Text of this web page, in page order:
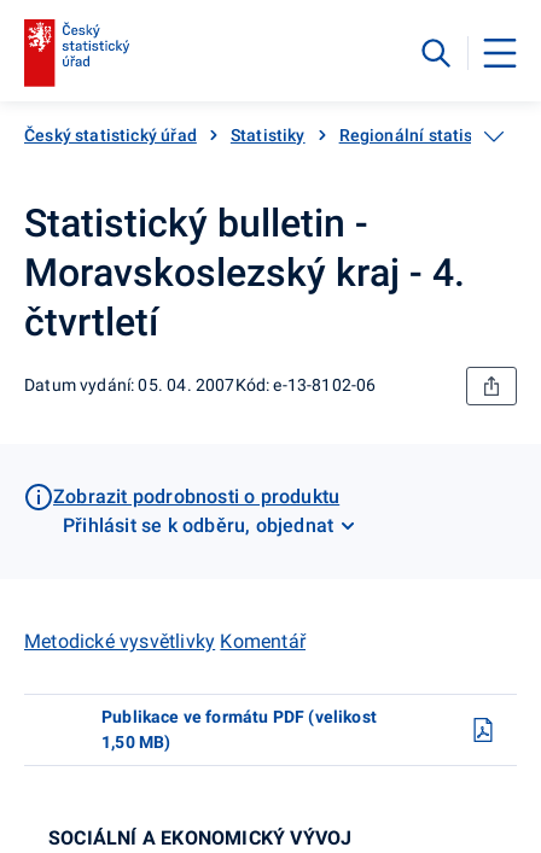
Český statistický úřad Statistiky Regionální statistiky
Statistický bulletin -
Moravskoslezský kraj - 4.
čtvrtletí
Datum vydání: 05. 04. 2007Kód: e-13-8102-06
Zobrazit podrobnosti o produktu
Přihlásit se k odběru, objednat
Metodické vysvětlivky Komentář
Publikace ve formátu PDF (velikost
1,50 MB)
SOCIÁLNÍ A EKONOMICKÝ VÝVOJ